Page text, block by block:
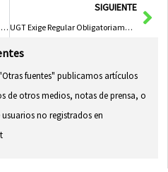
Sindicalistas Critican a Digamar por Falta de Acción en Conflicto del Transporte Sanitario en CLM
SIGUIENTE
UGT Exige Regular Obligatoriamente la Desconexión Digital en el Trabajo
fuentes" publicamos artículos
de otros medios, notas de prensa, o
no registrados en